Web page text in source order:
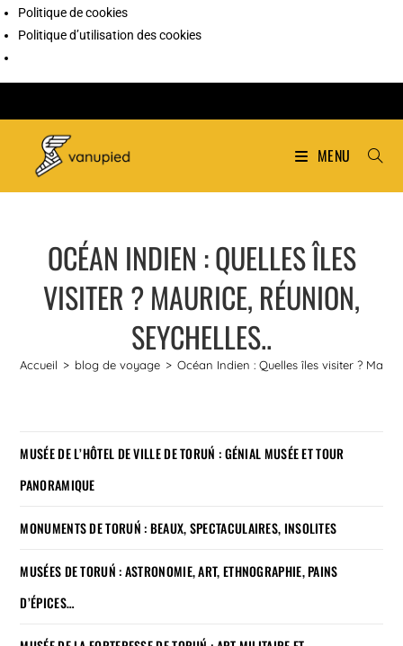
Politique de cookies
Politique d’utilisation des cookies
MENU
OCÉAN INDIEN : QUELLES ÎLES
VISITER ? MAURICE, RÉUNION,
SEYCHELLES..
Accueil > blog de voyage > Océan Indien : Quelles îles visiter ?
MUSÉE DE L’HÔTEL DE VILLE DE TORUŃ : GÉNIAL MUSÉE ET TOUR
PANORAMIQUE
MONUMENTS DE TORUŃ : BEAUX, SPECTACULAIRES, INSOLITES
MUSÉES DE TORUŃ : ASTRONOMIE, ART, ETHNOGRAPHIE, PAINS
D’ÉPICES…